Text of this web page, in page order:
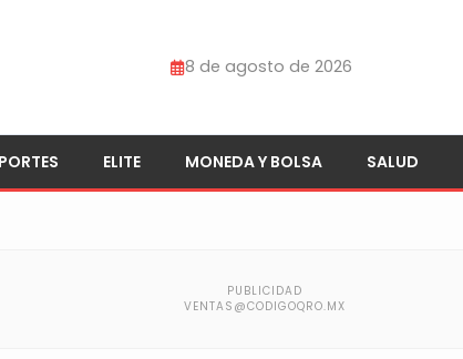
8 de agosto de 2026
ELITE MONEDA Y BOLSA SALUD